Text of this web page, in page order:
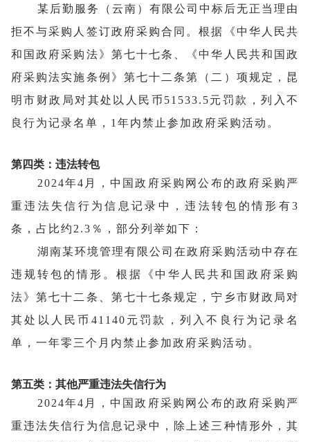
某后勤服务（云南）有限公司中标后无正当理由
拒不与采购人签订政府采购合同。根据《中华人民共
和国政府采购法》第七十七条、《中华人民共和国政
府采购法实施条例》第七十二条第（二）项规定，昆
明市财政局对其处以人民币51533.5元罚款，列入不
良行为记录名单，1年内禁止参加政府采购活动。
第四类：违法转包
2024年4月，中国政府采购网公布的政府采购严
重违法失信行为信息记录中，违法转包的情形有3
条，占比约2.3％，部分列举如下 ：
湖南某环境管理有限公司在政府采购活动中存在
违规转包的情形。根据《中华人民共和国政府采购
法》第七十二条、第七十七条规定，宁乡市财政局对
其处以人民币41140元罚款，列入不良行为记录名
单，一年零三个月内禁止参加政府采购活动。
第五类：其他严重违法失信行为
2024年4月，中国政府采购网公布的政府采购严
重违法失信行为信息记录中，除上述三种情形外，其